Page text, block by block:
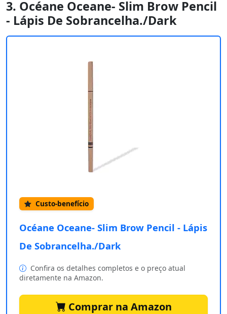
3. Océane Oceane- Slim Brow Pencil
- Lápis De Sobrancelha./Dark
Custo-benefício
Océane Oceane- Slim Brow Pencil - Lápis
De Sobrancelha./Dark
Confira os detalhes completos e o preço atual
diretamente na Amazon.
Comprar na Amazon